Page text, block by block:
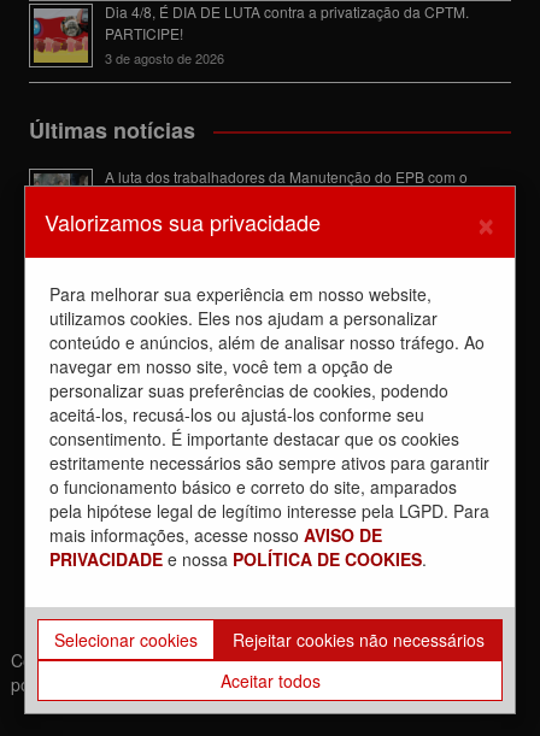
Dia 4/8, É DIA DE LUTA contra a privatização da CPTM.
PARTICIPE!
3 de agosto de 2026
Últimas notícias
A luta dos trabalhadores da Manutenção do EPB com o
6 de agosto de 2026
Dia de luta! Ferroviários mostram que a luta é o caminho e
5 de agosto de 2026
Dia 4/8, É DIA DE LUTA contra a privatização da CPTM.
PARTICIPE!
3 de agosto de 2026
Reunião com Manutenção do EPB, com a Inspeção de Via e
com a chefia da área
31 de julho de 2026
Sobre a REUNIÃO entre o Sindicato e o Metrus
30 de julho de 2026
Copyrights © 2021. Todos os direitos reservados. | Desenvolvido
por: Movimento Br
Valorizamos sua privacidade ×
Para melhorar sua experiência em nosso website,
utilizamos cookies. Eles nos ajudam a personalizar
conteúdo e anúncios, além de analisar nosso tráfego. Ao
navegar em nosso site, você tem a opção de
personalizar suas preferências de cookies, podendo
aceitá-los, recusá-los ou ajustá-los conforme seu
consentimento. É importante destacar que os cookies
estritamente necessários são sempre ativos para garantir
o funcionamento básico e correto do site, amparados
pela hipótese legal de legítimo interesse pela LGPD. Para
mais informações, acesse nosso AVISO DE
PRIVACIDADE e nossa POLÍTICA DE COOKIES.
Selecionar cookies
Rejeitar cookies não necessários
Aceitar todos